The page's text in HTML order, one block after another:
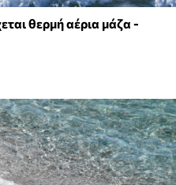
θερμή αέρια μάζα -